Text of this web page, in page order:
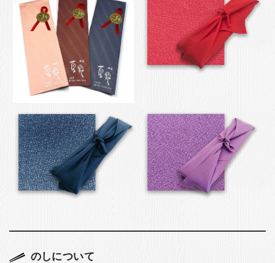
のしについて